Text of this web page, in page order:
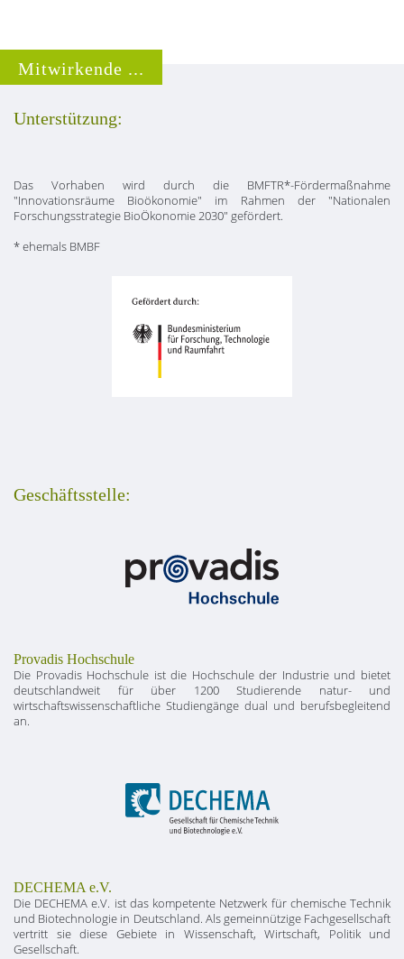
Mitwirkende ...
Unterstützung:
Das Vorhaben wird durch die BMFTR*-Fördermaßnahme
"Innovationsräume Bioökonomie" im Rahmen der "Nationalen
Forschungsstrategie BioÖkonomie 2030" gefördert.
* ehemals BMBF
Geschäftsstelle:
Provadis Hochschule
Die Provadis Hochschule ist die Hochschule der Industrie und bietet
deutschlandweit für über 1200 Studierende natur- und
wirtschaftswissenschaftliche Studiengänge dual und berufsbegleitend
an.
DECHEMA e.V.
Die DECHEMA e.V. ist das kompetente Netzwerk für chemische Technik
und Biotechnologie in Deutschland. Als gemeinnützige Fachgesellschaft
vertritt sie diese Gebiete in Wissenschaft, Wirtschaft, Politik und
Gesellschaft.